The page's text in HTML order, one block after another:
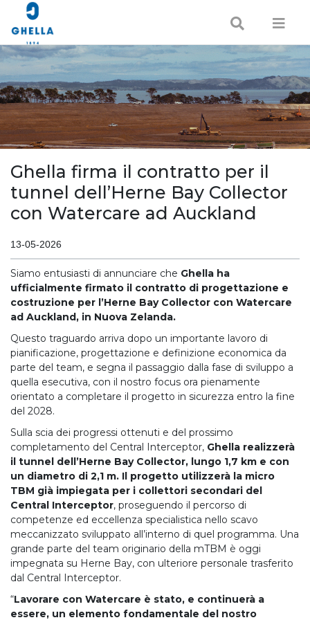
Ghella firma il contratto per il
tunnel dell’Herne Bay Collector
con Watercare ad Auckland
13-05-2026
Siamo entusiasti di annunciare che Ghella ha
ufficialmente firmato il contratto di progettazione e
costruzione per l’Herne Bay Collector con Watercare
ad Auckland, in Nuova Zelanda.
Questo traguardo arriva dopo un importante lavoro di
pianificazione, progettazione e definizione economica da
parte del team, e segna il passaggio dalla fase di sviluppo a
quella esecutiva, con il nostro focus ora pienamente
orientato a completare il progetto in sicurezza entro la fine
del 2028.
Sulla scia dei progressi ottenuti e del prossimo
completamento del Central Interceptor, Ghella realizzerà
il tunnel dell’Herne Bay Collector, lungo 1,7 km e con
un diametro di 2,1 m. Il progetto utilizzerà la micro
TBM già impiegata per i collettori secondari del
Central Interceptor, proseguendo il percorso di
competenze ed eccellenza specialistica nello scavo
meccanizzato sviluppato all’interno di quel programma. Una
grande parte del team originario della mTBM è oggi
impegnata su Herne Bay, con ulteriore personale trasferito
dal Central Interceptor.
“Lavorare con Watercare è stato, e continuerà a
essere, un elemento fondamentale del nostro